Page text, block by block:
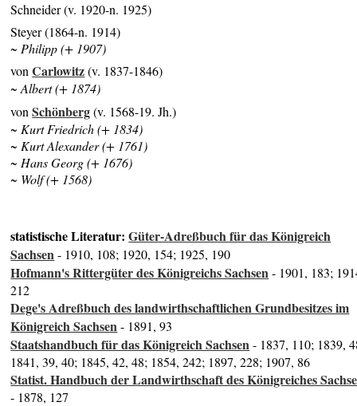
Schneider (v. 1920-n. 1925)
Steyer (1864-n. 1914)
~ Philipp (+ 1907)
vonCarlowitz(v. 1837-1846)
~ Albert (+ 1874)
vonSchönberg(v. 1568-19. Jh.)
~ Kurt Friedrich (+ 1834)
~ Kurt Alexander (+ 1761)
~ Hans Georg (+ 1676)
~ Wolf (+ 1568)
statistische Literatur:Güter-Adreßbuch für das Königreich
Sachsen- 1910, 108; 1920, 154; 1925, 190
Hofmann's Rittergüter des Königreichs Sachsen- 1901, 183;
212
Dege's Adreßbuch des landwirthschaftlichen Grundbesitzes im
Königreich Sachsen- 1891, 93
Staatshandbuch für das Königreich Sachsen- 1837, 110; 1839,
1841, 39, 40; 1845, 42, 48; 1854, 242; 1897, 228; 1907, 86
Statist. Handbuch der Landwirthschaft des Königreiches
- 1878, 127